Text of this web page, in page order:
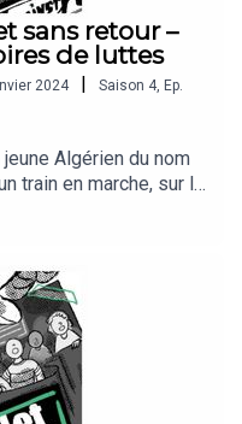
sans retour –
de luttes
2024 | Saison 4, Ep.
Algérien du nom
train en marche, sur la
qu’un simple fait-
rôle capital dans
et contre le racisme.
sur cette
ce quatrième et
sur la
meurtre de Habib
sociaux initiés à cette